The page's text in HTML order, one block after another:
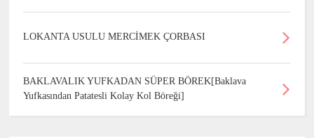
LOKANTA USULU MERCİMEK ÇORBASI
BAKLAVALIK YUFKADAN SÜPER BÖREK[Baklava
Yufkasından Patatesli Kolay Kol Böreği]